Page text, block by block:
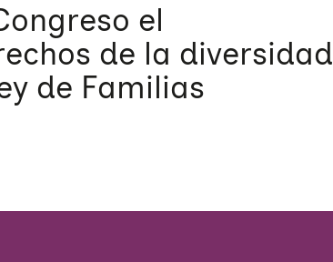
el
de la diversidad
de Familias